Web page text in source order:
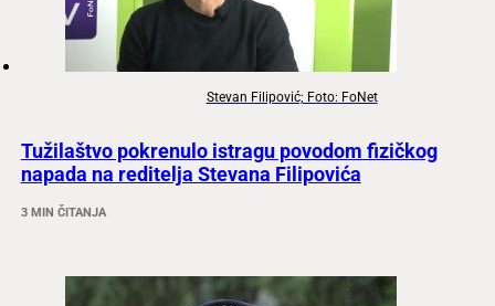
Stevan Filipović; Foto: FoNet
Tužilaštvo pokrenulo istragu povodom fizičkog
napada na reditelja Stevana Filipovića
3 MIN ČITANJA